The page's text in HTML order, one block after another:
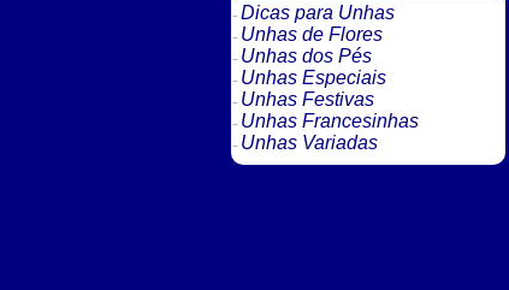
Dicas para Unhas
Unhas de Flores
Unhas dos Pés
Unhas Especiais
Unhas Festivas
Unhas Francesinhas
Unhas Variadas